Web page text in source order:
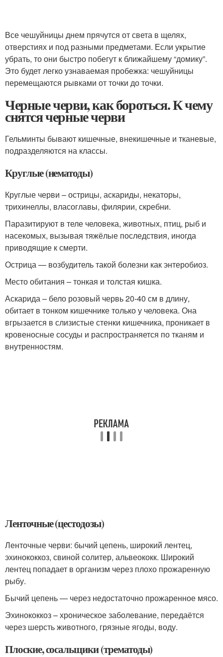
Все чешуйницы днем прячутся от света в щелях,
отверстиях и под разными предметами. Если укрытие
убрать, то они быстро побегут к ближайшему “домику”.
Это будет легко узнаваемая пробежка: чешуйницы
перемещаются рывками от точки до точки.
Черные черви, как бороться. К чему
снятся черные черви
Гельминты бывают кишечные, внекишечные и тканевые,
подразделяются на классы.
Круглые (нематоды)
Круглые черви – острицы, аскариды, некаторы,
трихинеллы, власоглавы, филярии, скребни.
Паразитируют в теле человека, животных, птиц, рыб и
насекомых, вызывая тяжёлые последствия, иногда
приводящие к смерти.
Острица — возбудитель такой болезни как энтеробиоз.
Место обитания – тонкая и толстая кишка.
Аскарида – бело розовый червь 20-40 см в длину,
обитает в тонком кишечнике только у человека. Она
вгрызается в слизистые стенки кишечника, проникает в
кровеносные сосуды и распространяется по тканям и
внутренностям.
Ленточные (цестодозы)
Ленточные черви: бычий цепень, широкий лентец,
эхинококкоз, свиной солитер, альвеококк. Широкий
лентец попадает в организм через плохо прожаренную
рыбу.
Бычий цепень — через недостаточно прожаренное мясо.
Эхинококкоз – хроническое заболевание, передаётся
через шерсть животного, грязные ягоды, воду.
Плоские, сосальщики (трематоды)